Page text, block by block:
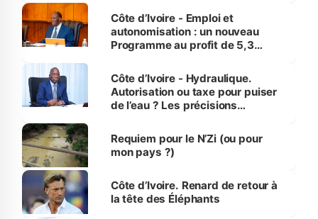
et Yamoussoukro
Côte d’Ivoire - Emploi et
autonomisation : un nouveau
Programme au profit de 5,3
Côte d’Ivoire - Hydraulique.
Autorisation ou taxe pour puiser
de l’eau ? Les précisions
Requiem pour le N’Zi (ou pour
mon pays ?)
Côte d’Ivoire. Renard de retour à
la tête des Éléphants